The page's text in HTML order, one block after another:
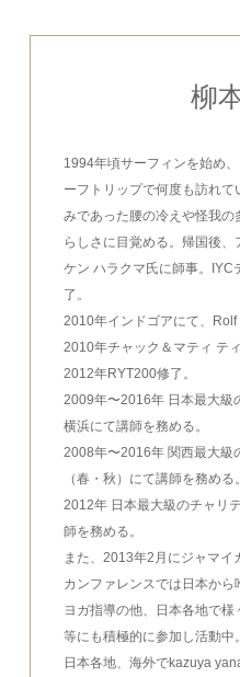
柳
1994年頃サーフィンを始め
ーフトリップで何度も訪れ
みであった腰の冷えや怪我
らしさに目覚める。帰国後
ケン ハラクマ氏に師事。IYC
了。
2010年インドゴアにて、Rolf
2010年チャック＆マティ テ
2012年RYT200修了。
2009年〜2016年 日本最大級
横浜にて講師を務める。
2008年〜2016年 関西最大級
（春・秋）にて講師を務める。
2012年 日本最大級のチャリ
師を務める。
また、2013年2月にジャマイ
カンファレンスでは日本から
ヨガ指導の他、日本各地で
等にも積極的に参加し活動中。
日本各地、海外でkazuya